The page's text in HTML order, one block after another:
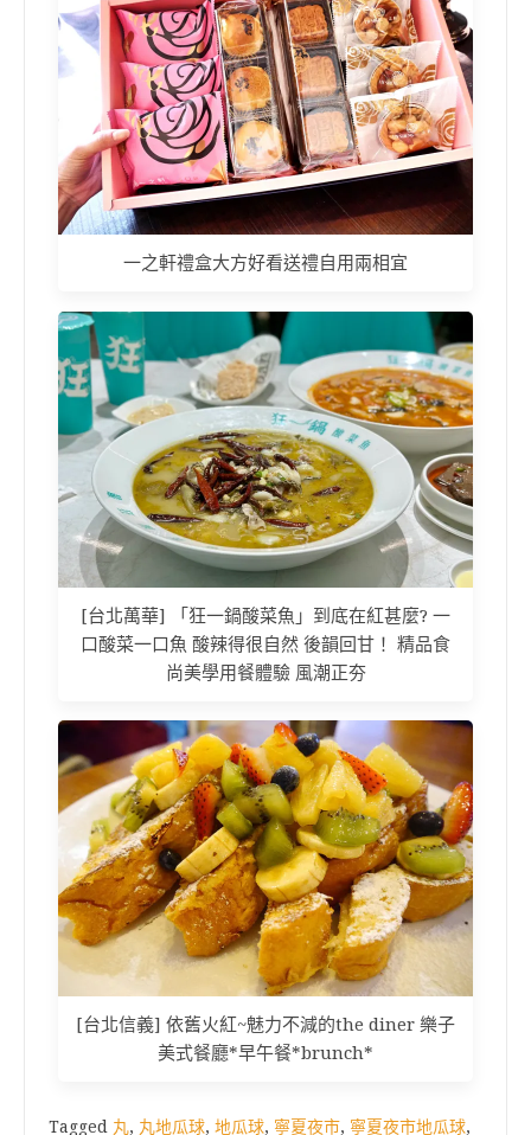
一之軒禮盒大方好看送禮自用兩相宜
[台北萬華] 「狂一鍋酸菜魚」到底在紅甚麼? 一
口酸菜一口魚 酸辣得很自然 後韻回甘！ 精品食
尚美學用餐體驗 風潮正夯
[台北信義] 依舊火紅~魅力不減的the diner 樂子
美式餐廳*早午餐*brunch*
Tagged 丸, 丸地瓜球, 地瓜球, 寧夏夜市, 寧夏夜市地瓜球,